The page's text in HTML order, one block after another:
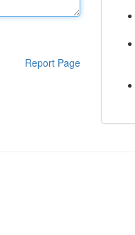
Report Page